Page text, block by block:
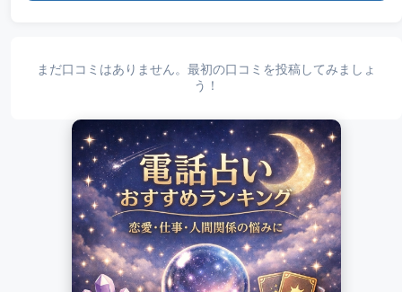
まだ口コミはありません。最初の口コミを投稿してみましょ
う！